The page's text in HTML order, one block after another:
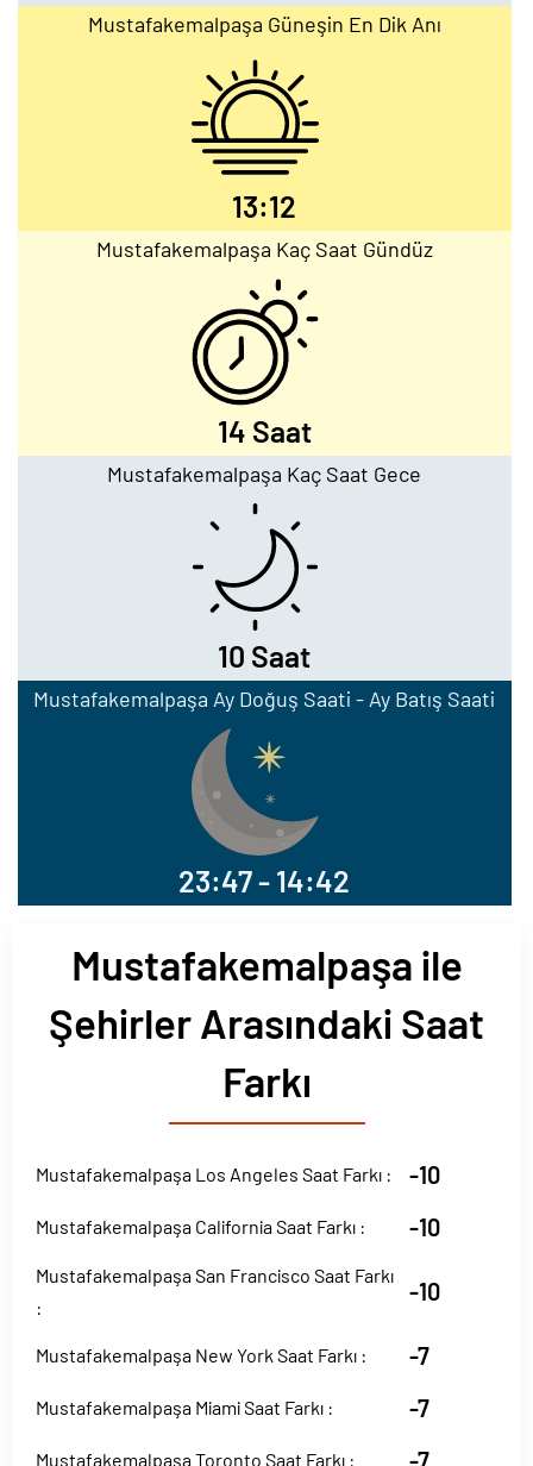
Mustafakemalpaşa Güneşin En Dik Anı
13:12
Mustafakemalpaşa Kaç Saat Gündüz
14 Saat
Mustafakemalpaşa Kaç Saat Gece
10 Saat
Mustafakemalpaşa Ay Doğuş Saati - Ay Batış Saati
23:47 - 14:42
Mustafakemalpaşa ile
Şehirler Arasındaki Saat
Farkı
Mustafakemalpaşa Los Angeles Saat Farkı : -10
Mustafakemalpaşa California Saat Farkı : -10
Mustafakemalpaşa San Francisco Saat Farkı
:
-10
Mustafakemalpaşa New York Saat Farkı : -7
Mustafakemalpaşa Miami Saat Farkı : -7
Mustafakemalpaşa Toronto Saat Farkı : -7